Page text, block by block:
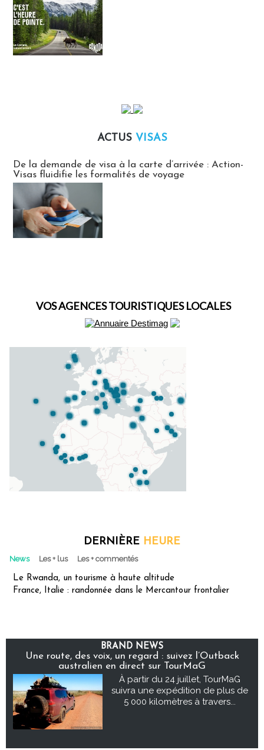
ACTUS VISAS
De la demande de visa à la carte d’arrivée : Action-
Visas fluidifie les formalités de voyage
VOS AGENCES TOURISTIQUES LOCALES
DERNIÈRE HEURE
News Les + lus Les + commentés
Le Rwanda, un tourisme à haute altitude
France, Italie : randonnée dans le Mercantour frontalier
BRAND NEWS
Une route, des voix, un regard : suivez l’Outback
australien en direct sur TourMaG
À partir du 24 juillet, TourMaG
suivra une expédition de plus de
5 000 kilomètres à travers...